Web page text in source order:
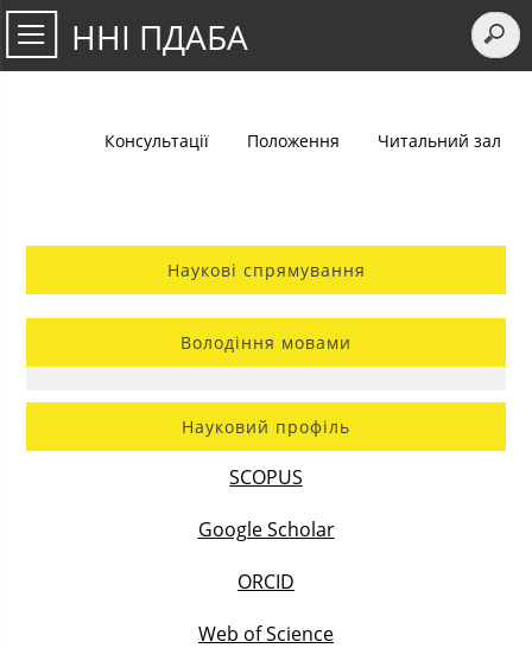
ННІ ПДАБА
Консультації Положення Читальний зал
Наукові спрямування
Володіння мовами
Науковий профіль
SCOPUS
Google Scholar
ORCID
Web of Science